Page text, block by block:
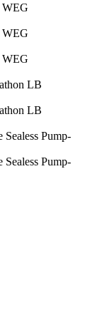
WEG
WEG
WEG
LB
LB
Pump-
Pump-